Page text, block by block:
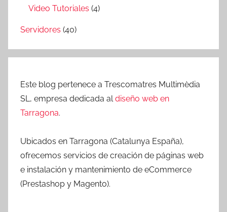
Video Tutoriales (4)
Servidores (40)
Este blog pertenece a Trescomatres Multimèdia
SL, empresa dedicada aldiseño web en
Tarragona.
Ubicados en Tarragona (Catalunya España),
ofrecemos servicios de creación de páginas web
e instalación y mantenimiento de eCommerce
(Prestashop y Magento).